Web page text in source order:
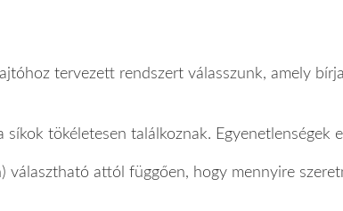
tervezett rendszert válasszunk, amely
tökéletesen találkoznak. Egyenetlenségek
attól függően, hogy mennyire